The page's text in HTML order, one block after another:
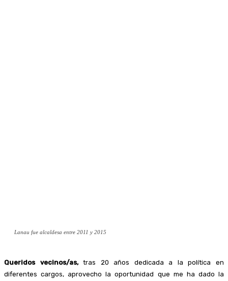
Lanau fue alcaldesa entre 2011 y 2015
Queridos vecinos/as,tras 20 años dedicada a la política en
diferentes cargos, aprovecho la oportunidad que me ha dado la